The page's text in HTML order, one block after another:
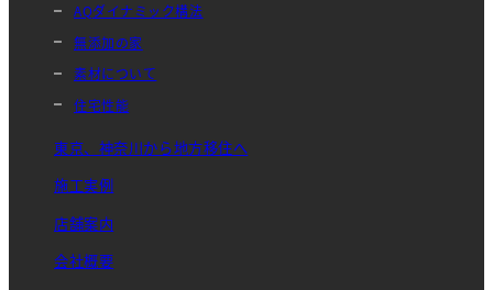
AQダイナミック構法
無添加の家
素材について
住宅性能
東京、神奈川から地方移住へ
施工実例
店舗案内
会社概要